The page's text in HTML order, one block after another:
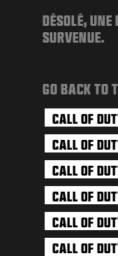
DÉSOLÉ,
SURVENUE.
GO BACK TO
CALL OF
CALL OF
CALL OF
CALL OF
CALL OF
CALL OF